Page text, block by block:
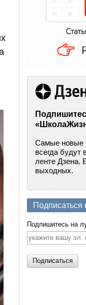
Самые новые
всегда будут
ленте Дзена.
выходных.
Подписаться
Подпишитесь на